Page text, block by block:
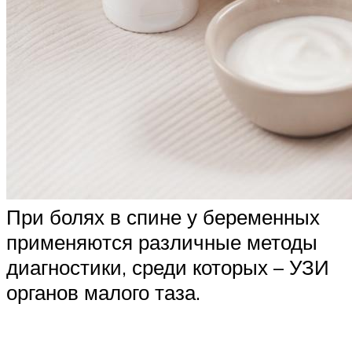
При болях в спине у беременных
применяются различные методы
диагностики, среди которых – УЗИ
органов малого таза.